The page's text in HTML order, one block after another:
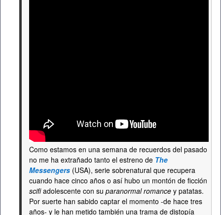
Como estamos en una semana de recuerdos del pasado
no me ha extrañado tanto el estreno de The
Messengers (USA), serie sobrenatural que recupera
cuando hace cinco años o así hubo un montón de ficción
scifiadolescente con su paranormal romance y patatas.
Por suerte han sabido captar el momento -de hace tres
años- y le han metido también una trama de distopía